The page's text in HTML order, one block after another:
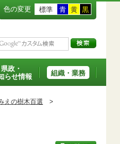
色の変更 標準 青 黄 黒
県政・
らせ情報
組織・業務
えの樹木百選 >